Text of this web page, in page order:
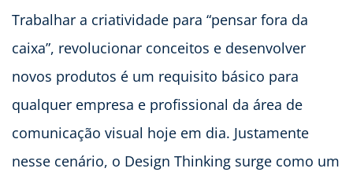
Trabalhar a criatividade para “pensar fora da
caixa”, revolucionar conceitos e desenvolver
novos produtos é um requisito básico para
qualquer empresa e profissional da área de
comunicação visual hoje em dia. Justamente
nesse cenário, o Design Thinking surge como um